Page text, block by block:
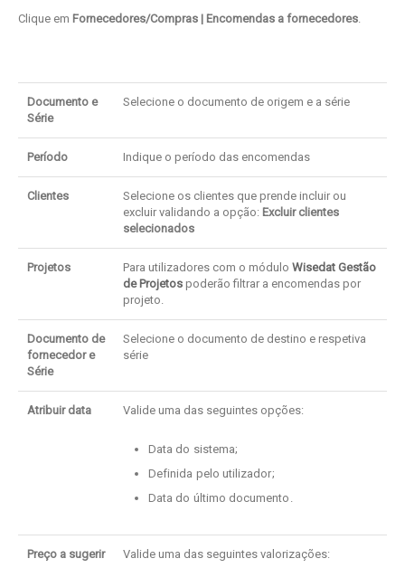
Clique em Fornecedores/Compras | Encomendas a fornecedores.
Documento e
Série
Selecione o documento de origem e a série
Período Indique o período das encomendas
Clientes
Selecione os clientes que prende incluir ou
excluir validando a opção: Excluir clientes
selecionados
Projetos Para utilizadores com o módulo Wisedat Gestão
de Projetos poderão filtrar a encomendas por
projeto.
Documento de
fornecedor e
Série
Selecione o documento de destino e respetiva
série
Atribuir data Valide uma das seguintes opções:
Data do sistema;
Definida pelo utilizador;
Data do último documento.
Preço a sugerir Valide uma das seguintes valorizações: